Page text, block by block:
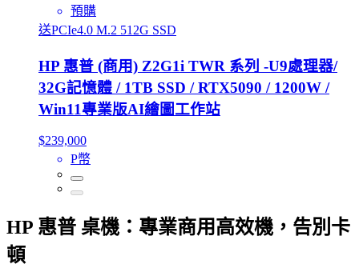
預購
送PCIe4.0 M.2 512G SSD
HP 惠普 (商用) Z2G1i TWR 系列 -U9處理器/
32G記憶體 / 1TB SSD / RTX5090 / 1200W /
Win11專業版AI繪圖工作站
$239,000
P幣
HP 惠普 桌機：專業商用高效機，告別卡
頓